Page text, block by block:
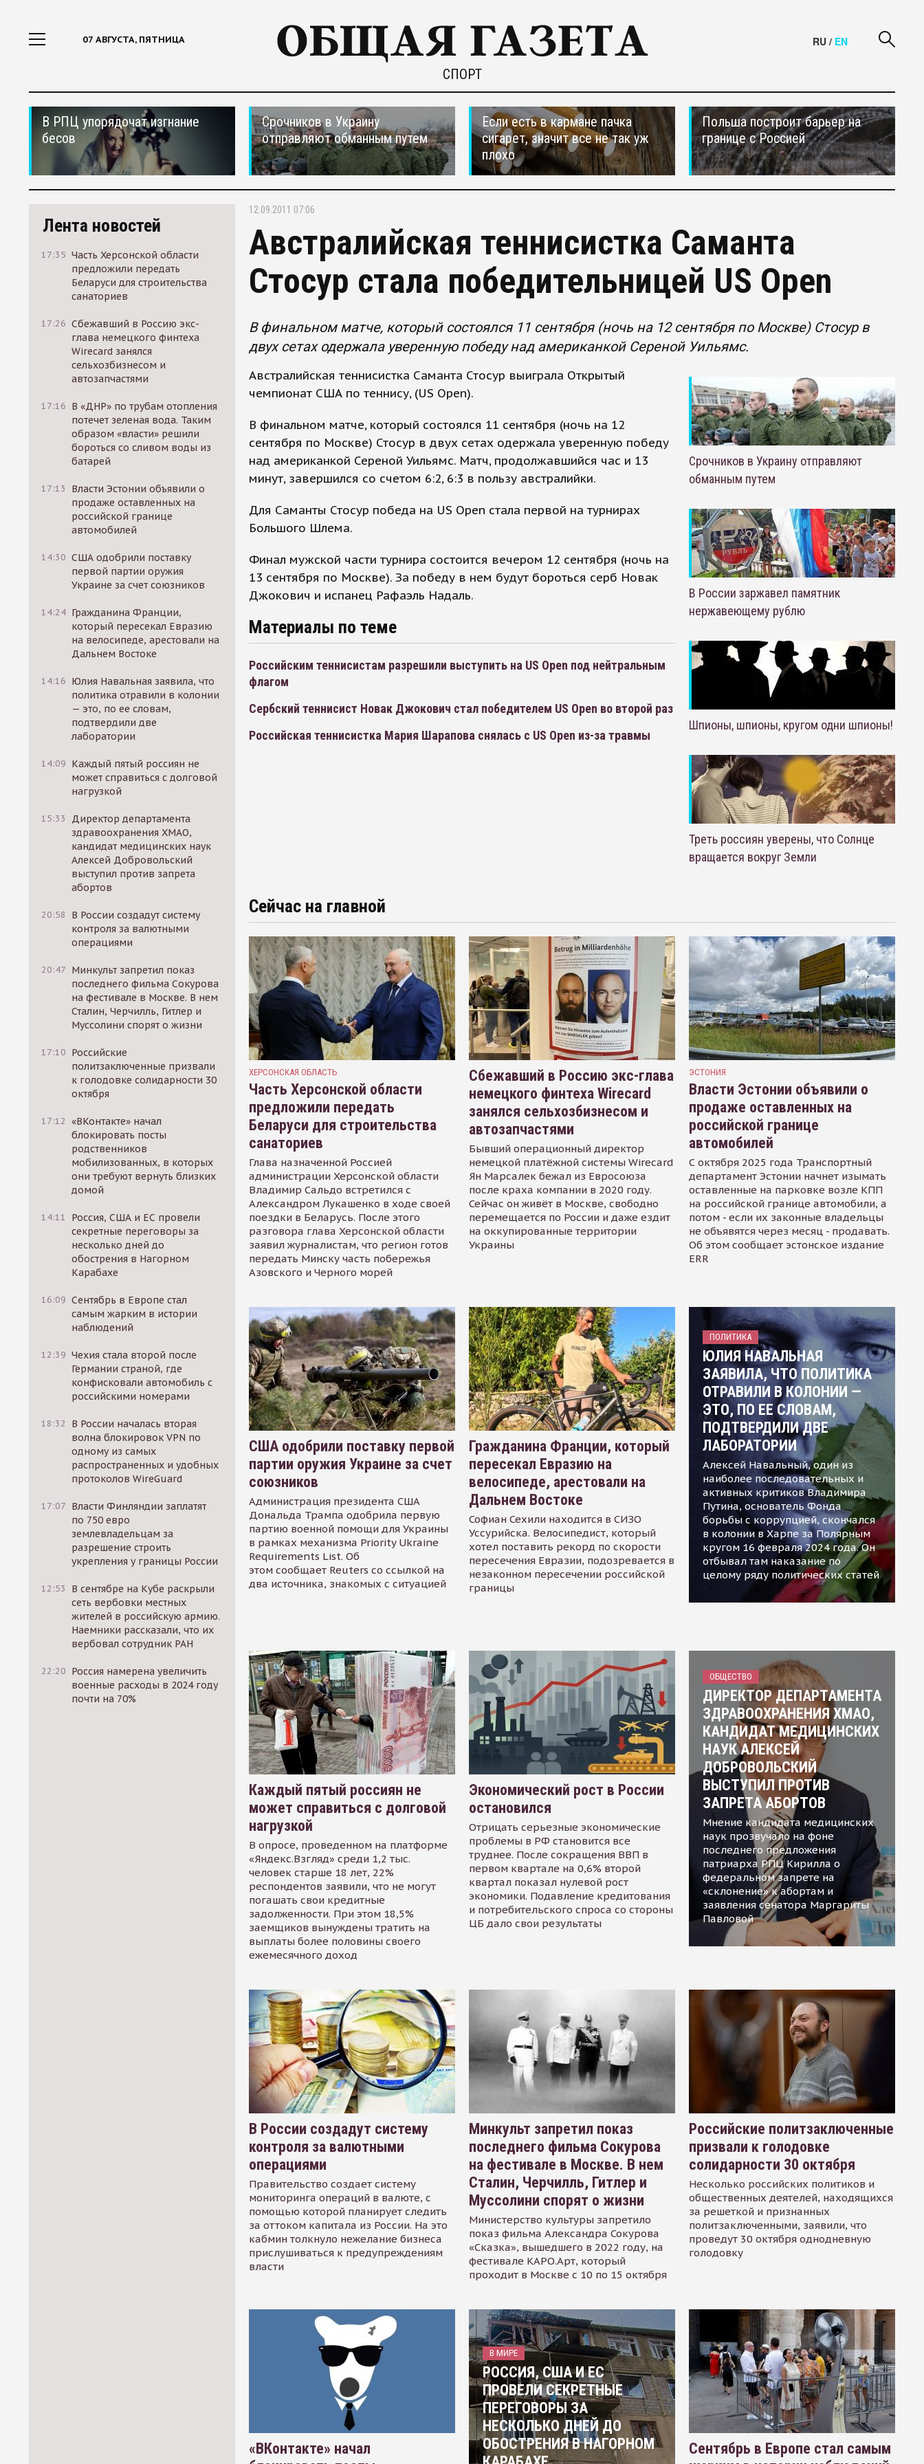
07 АВГУСТА, ПЯТНИЦА
СПОРТ
RU / EN
В РПЦ упорядочат изгнание
бесов
Срочников в Украину
отправляют обманным путем
Если есть в кармане пачка
сигарет, значит все не так уж
плохо
Польша построит барьер на
границе с Россией
Лента новостей
17:35 Часть Херсонской области
предложили передать
Беларуси для строительства
санаториев
17:26 Сбежавший в Россию экс-
глава немецкого финтеха
Wirecard занялся
сельхозбизнесом и
автозапчастями
17:16 В «ДНР» по трубам отопления
потечет зеленая вода. Таким
образом «власти» решили
бороться со сливом воды из
батарей
17:13
Власти Эстонии объявили о
продаже оставленных на
российской границе
автомобилей
14:30 США одобрили поставку
первой партии оружия
Украине за счет союзников
14:24 Гражданина Франции,
который пересекал Евразию
на велосипеде, арестовали на
Дальнем Востоке
14:16 Юлия Навальная заявила, что
политика отравили в колонии
— это, по ее словам,
подтвердили две
лаборатории
14:09 Каждый пятый россиян не
может справиться с долговой
нагрузкой
15:33
Директор департамента
здравоохранения ХМАО,
кандидат медицинских наук
Алексей Добровольский
выступил против запрета
абортов
20:58
В России создадут систему
контроля за валютными
операциями
20:47 Минкульт запретил показ
последнего фильма Сокурова
на фестивале в Москве. В нем
Сталин, Черчилль, Гитлер и
Муссолини спорят о жизни
17:10 Российские
политзаключенные призвали
к голодовке солидарности 30
октября
17:12 «ВКонтакте» начал
блокировать посты
родственников
мобилизованных, в которых
они требуют вернуть близких
домой
14:11
Россия, США и ЕС провели
секретные переговоры за
несколько дней до
обострения в Нагорном
Карабахе
16:09 Сентябрь в Европе стал
самым жарким в истории
наблюдений
12:39 Чехия стала второй после
Германии страной, где
конфисковали автомобиль с
российскими номерами
18:32
В России началась вторая
волна блокировок VPN по
одному из самых
распространенных и удобных
протоколов WireGuard
17:07 Власти Финляндии заплатят
по 750 евро
землевладельцам за
разрешение строить
укрепления у границы России
12:53
В сентябре на Кубе раскрыли
сеть вербовки местных
жителей в российскую армию.
Наемники рассказали, что их
вербовал сотрудник РАН
22:20 Россия намерена увеличить
военные расходы в 2024 году
почти на 70%
12.09.2011 07:06
Австралийская теннисистка Саманта
Стосур стала победительницей US Open
В финальном матче, который состоялся 11 сентября (ночь на 12 сентября по Москве) Стосур в
двух сетах одержала уверенную победу над американкой Сереной Уильямс.
Австралийская теннисистка Саманта Стосур выиграла Открытый
чемпионат США по теннису, (US Open).
В финальном матче, который состоялся 11 сентября (ночь на 12
сентября по Москве) Стосур в двух сетах одержала уверенную победу
над американкой Сереной Уильямс. Матч, продолжавшийся час и 13
минут, завершился со счетом 6:2, 6:3 в пользу австралийки.
Для Саманты Стосур победа на US Open стала первой на турнирах
Большого Шлема.
Финал мужской части турнира состоится вечером 12 сентября (ночь на
13 сентября по Москве). За победу в нем будут бороться серб Новак
Джокович и испанец Рафаэль Надаль.
Материалы по теме
Российским теннисистам разрешили выступить на US Open под нейтральным
флагом
Сербский теннисист Новак Джокович стал победителем US Open во второй раз
Российская теннисистка Мария Шарапова снялась с US Open из-за травмы
Срочников в Украину отправляют
обманным путем
В России заржавел памятник
нержавеющему рублю
Шпионы, шпионы, кругом одни шпионы!
Треть россиян уверены, что Солнце
вращается вокруг Земли
Сейчас на главной
ХЕРСОНСКАЯ ОБЛАСТЬ
Часть Херсонской области
предложили передать
Беларуси для строительства
санаториев
Глава назначенной Россией
администрации Херсонской области
Владимир Сальдо встретился с
Александром Лукашенко в ходе своей
поездки в Беларусь. После этого
разговора глава Херсонской области
заявил журналистам, что регион готов
передать Минску часть побережья
Азовского и Черного морей
Сбежавший в Россию экс-глава
немецкого финтеха Wirecard
занялся сельхозбизнесом и
автозапчастями
Бывший операционный директор
немецкой платёжной системы Wirecard
Ян Марсалек бежал из Евросоюза
после краха компании в 2020 году.
Сейчас он живёт в Москве, свободно
перемещается по России и даже ездит
на оккупированные территории
Украины
ЭСТОНИЯ
Власти Эстонии объявили о
продаже оставленных на
российской границе
автомобилей
С октября 2025 года Транспортный
департамент Эстонии начнет изымать
оставленные на парковке возле КПП
на российской границе автомобили, а
потом - если их законные владельцы
не объявятся через месяц - продавать.
Об этом сообщает эстонское издание
ERR
США одобрили поставку первой
партии оружия Украине за счет
союзников
Администрация президента США
Дональда Трампа одобрила первую
партию военной помощи для Украины
в рамках механизма Priority Ukraine
Requirements List. Об
этом сообщает Reuters со ссылкой на
два источника, знакомых с ситуацией
Гражданина Франции, который
пересекал Евразию на
велосипеде, арестовали на
Дальнем Востоке
Софиан Сехили находится в СИЗО
Уссурийска. Велосипедист, который
хотел поставить рекорд по скорости
пересечения Евразии, подозревается в
незаконном пересечении российской
границы
ПОЛИТИКА
ЮЛИЯ НАВАЛЬНАЯ
ЗАЯВИЛА, ЧТО ПОЛИТИКА
ОТРАВИЛИ В КОЛОНИИ —
ЭТО, ПО ЕЕ СЛОВАМ,
ПОДТВЕРДИЛИ ДВЕ
ЛАБОРАТОРИИ
Алексей Навальный, один из
наиболее последовательных и
активных критиков Владимира
Путина, основатель Фонда
борьбы с коррупцией, скончался
в колонии в Харпе за Полярным
кругом 16 февраля 2024 года. Он
отбывал там наказание по
целому ряду политических статей
Каждый пятый россиян не
может справиться с долговой
нагрузкой
В опросе, проведенном на платформе
«Яндекс.Взгляд» среди 1,2 тыс.
человек старше 18 лет, 22%
респондентов заявили, что не могут
погашать свои кредитные
задолженности. При этом 18,5%
заемщиков вынуждены тратить на
выплаты более половины своего
ежемесячного доход
Экономический рост в России
остановился
Отрицать серьезные экономические
проблемы в РФ становится все
труднее. После сокращения ВВП в
первом квартале на 0,6% второй
квартал показал нулевой рост
экономики. Подавление кредитования
и потребительского спроса со стороны
ЦБ дало свои результаты
ОБЩЕСТВО
ДИРЕКТОР ДЕПАРТАМЕНТА
ЗДРАВООХРАНЕНИЯ ХМАО,
КАНДИДАТ МЕДИЦИНСКИХ
НАУК АЛЕКСЕЙ
ДОБРОВОЛЬСКИЙ
ВЫСТУПИЛ ПРОТИВ
ЗАПРЕТА АБОРТОВ
Мнение кандидата медицинских
наук прозвучало на фоне
последнего предложения
патриарха РПЦ Кирилла о
федеральном запрете на
«склонение» к абортам и
заявления сенатора Маргариты
Павловой
В России создадут систему
контроля за валютными
операциями
Правительство создает систему
мониторинга операций в валюте, с
помощью которой планирует следить
за оттоком капитала из России. На это
кабмин толкнуло нежелание бизнеса
прислушиваться к предупреждениям
власти
Минкульт запретил показ
последнего фильма Сокурова
на фестивале в Москве. В нем
Сталин, Черчилль, Гитлер и
Муссолини спорят о жизни
Министерство культуры запретило
показ фильма Александра Сокурова
«Сказка», вышедшего в 2022 году, на
фестивале КАРО.Арт, который
проходит в Москве с 10 по 15 октября
Российские политзаключенные
призвали к голодовке
солидарности 30 октября
Несколько российских политиков и
общественных деятелей, находящихся
за решеткой и признанных
политзаключенными, заявили, что
проведут 30 октября однодневную
голодовку
«ВКонтакте» начал
В МИРЕ
РОССИЯ, США И ЕС
ПРОВЕЛИ СЕКРЕТНЫЕ
ПЕРЕГОВОРЫ ЗА
НЕСКОЛЬКО ДНЕЙ ДО
ОБОСТРЕНИЯ В НАГОРНОМ
Сентябрь в Европе стал самым